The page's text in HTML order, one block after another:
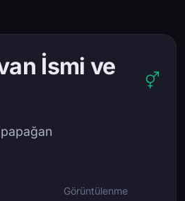
İsmi ve
Görüntülenme